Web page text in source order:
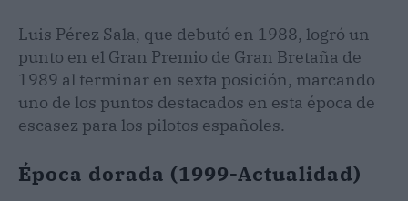
Luis Pérez Sala, que debutó en 1988, logró un
punto en el Gran Premio de Gran Bretaña de
1989 al terminar en sexta posición, marcando
uno de los puntos destacados en esta época de
escasez para los pilotos españoles.
Época dorada (1999-Actualidad)